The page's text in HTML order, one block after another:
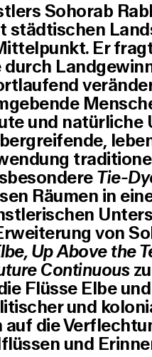
Sohorab
städtischen
Er
und natürliche
Tie-
Räumen in
von
Up Above the
Continuous
Flüsse Elbe
und
die
und